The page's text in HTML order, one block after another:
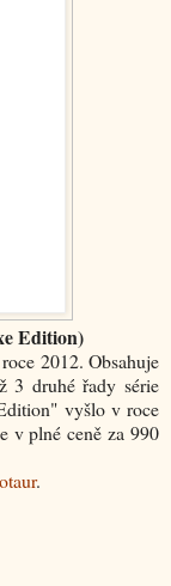
Edition)
2012. Obsahuje
3 druhé řady série
vyšlo v roce
v plné ceně za 990
.